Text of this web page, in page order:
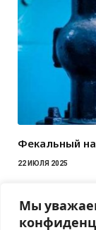
Мы
Фекальный
22 ИЮЛЯ 2025